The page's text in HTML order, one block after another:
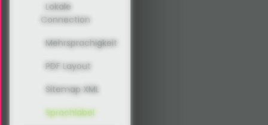
Lokale
Connection
Mehrsprachigkeit
PDF Layout
Sitemap XML
Sprachlabel